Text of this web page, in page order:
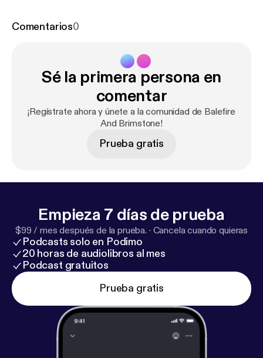
Comentarios0
Sé la primera persona en
comentar
¡Regístrate ahora y únete a la comunidad de Balefire
And Brimstone!
Prueba gratis
Empieza 7 días de prueba
$99 / mes después de la prueba. · Cancela cuando quieras
Podcasts solo en Podimo
20 horas de audiolibros al mes
Podcast gratuitos
Prueba gratis